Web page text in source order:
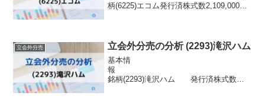
柄(6225)エコム発行済株式数2,109,000
年12月12日(木) 実施予定...
立会外分売 立会外分売の分析 (2293)滝沢ハム
基本情
報
銘柄(2293)滝沢ハム 発行済株式数